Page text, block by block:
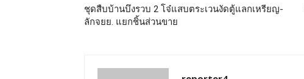
ชุดสืบบ้านบึงรวบ 2 โจ๋แสบตระเวนงัดตู้แลกเหรียญ-
ลักจยย. แยกชิ้นส่วนขาย